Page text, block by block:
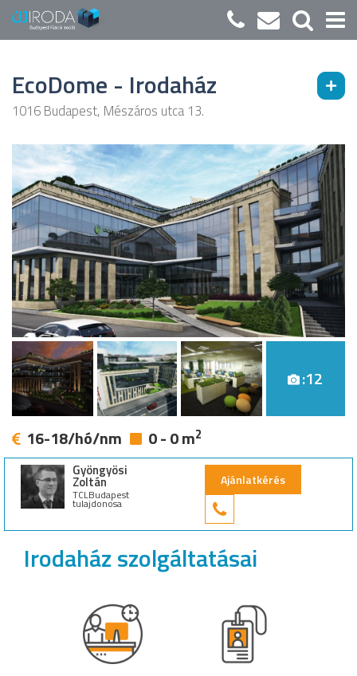
EcoDome - Irodaház
1016 Budapest, Mészáros utca 13.
:12
16-18/hó/nm 0 - 0 m2
Gyöngyösi
Zoltán
TCLBudapest
tulajdonosa
Ajánlatkérés
Irodaház szolgáltatásai